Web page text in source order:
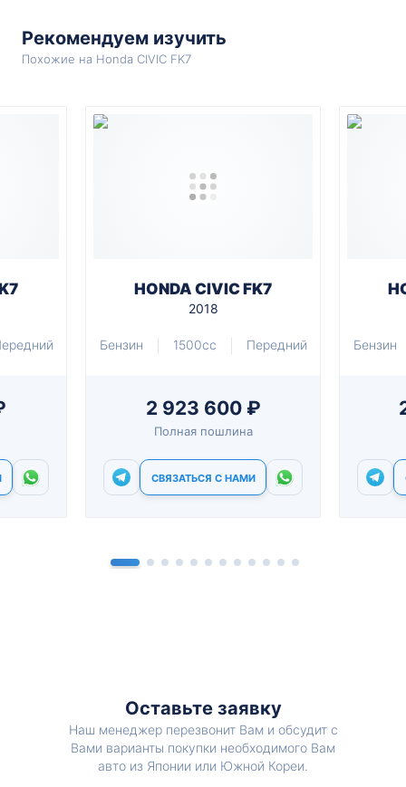
Рекомендуем изучить
Похожие на Honda CIVIC FK7
HONDA CIVIC FK7
2018
Бензин 1500cc Передний
2 923 600 ₽
Полная пошлина
СВЯЗАТЬСЯ С НАМИ
Бензин
Оставьте заявку
Наш менеджер перезвонит Вам и обсудит с
Вами варианты покупки необходимого Вам
авто из Японии или Южной Кореи.